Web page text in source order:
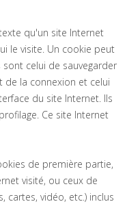
qu'un site Internet
le visite. Un cookie peut
celui de sauvegarder
la connexion et celui
du site Internet. Ils
Ce site Internet
de première partie,
visité, ou ceux de
cartes, vidéo, etc.) inclus